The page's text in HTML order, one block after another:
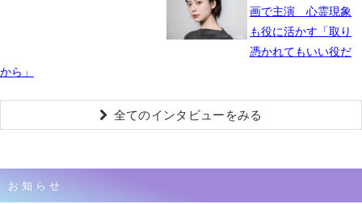
画で主演 心霊現象
も役に活かす「取り
憑かれてもいい役だ
から」
全てのインタビューをみる
お知らせ